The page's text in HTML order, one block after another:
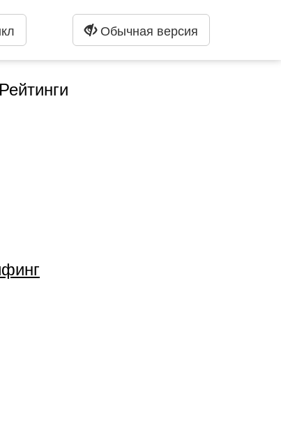
Обычная версия
Рейтинги